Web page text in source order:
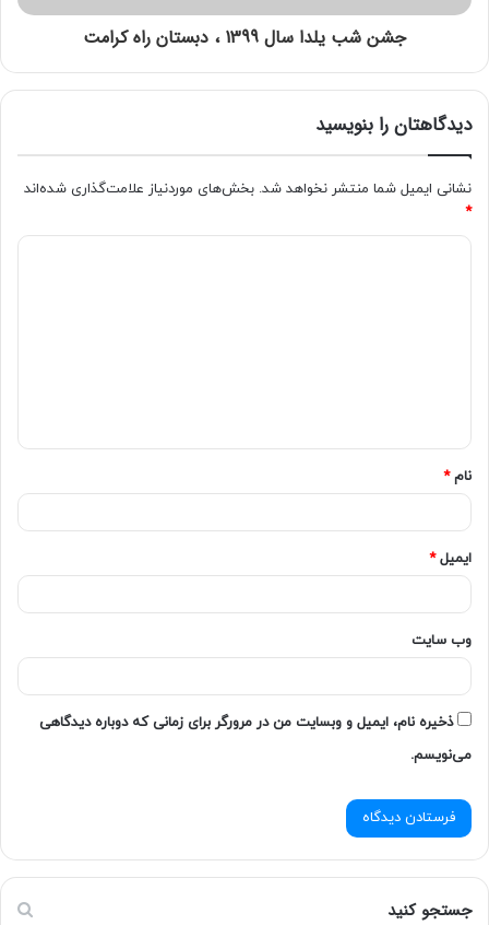
جشن شب یلدا سال 1399 ، دبستان راه کرامت
دیدگاهتان را بنویسید
نشانی ایمیل شما منتشر نخواهد شد. بخش‌های موردنیاز علامت‌گذاری شده‌اند
*
نام*
ایمیل*
وب‌ سایت
ذخیره نام، ایمیل و وبسایت من در مرورگر برای زمانی که دوباره دیدگاهی
می‌نویسم.
جستجو کنید